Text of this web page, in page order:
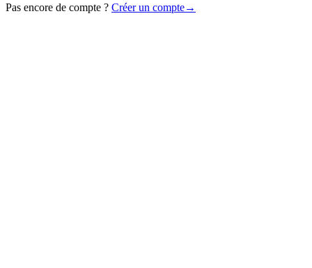
Pas encore de compte ? Créer un compte→